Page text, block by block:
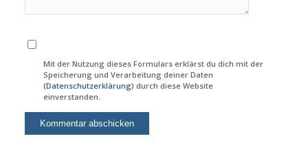
Mit der Nutzung dieses Formulars erklärst du dich mit der
Speicherung und Verarbeitung deiner Daten
(Datenschutzerklärung) durch diese Website
einverstanden.